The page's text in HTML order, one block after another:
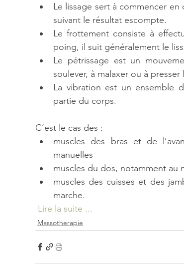
Le lissage sert à commencer
suivant le résultat escompte.
Le frottement consiste à
poing, il suit généralement le
Le pétrissage est un
soulever, à malaxer ou à presser
La vibration est un ensemble
partie du corps.
C’est le cas des :
muscles des bras et de
manuelles
muscles du dos, notamment au
muscles des cuisses et des
marche.
Lire la suite ...
Massotherapie